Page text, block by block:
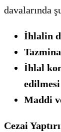
davalarında
İhlalin
İhlal
edilmesi
Maddi
Cezai